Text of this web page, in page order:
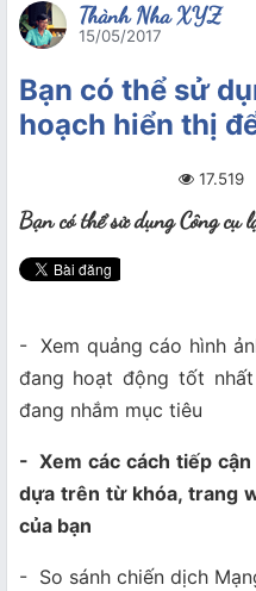
Thành Nha XYZ
15/05/2017
Bạn có thể sử
hoạch hiển thị
17.519
Bạn có thể sử dụng Công cụ
- Xem quảng cáo hình
đang hoạt động tốt
đang nhắm mục tiêu
- Xem các cách tiếp
dựa trên từ khóa, trang
của bạn
- So sánh chiến dịch